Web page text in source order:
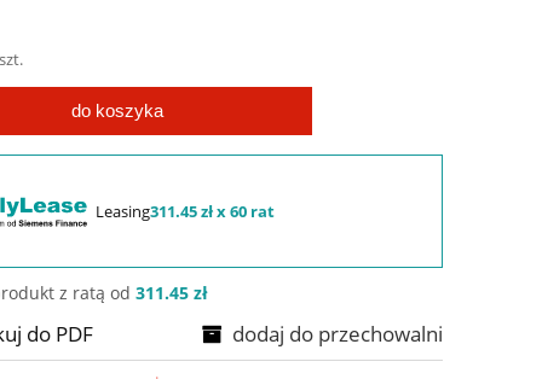
szt.
do koszyka
Leasing311.45 zł x 60 rat
z ratą od311.45 zł
dodaj do przechowalni
do PDF